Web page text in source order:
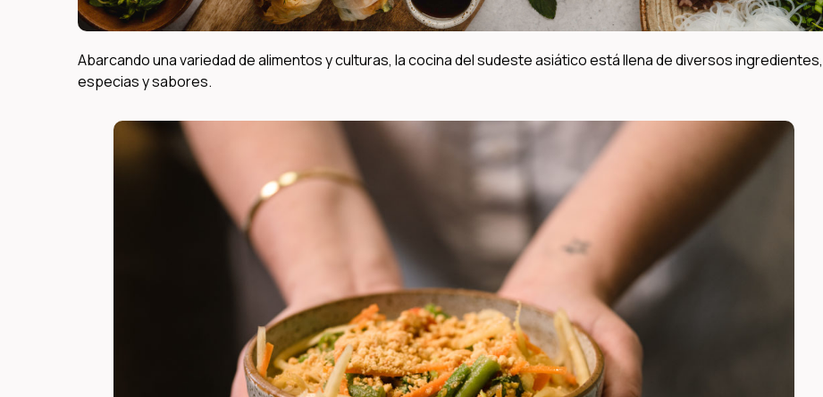
Abarcando una variedad de alimentos y culturas, la cocina del sudeste asiático está llena de diversos ingredientes,
especias y sabores.